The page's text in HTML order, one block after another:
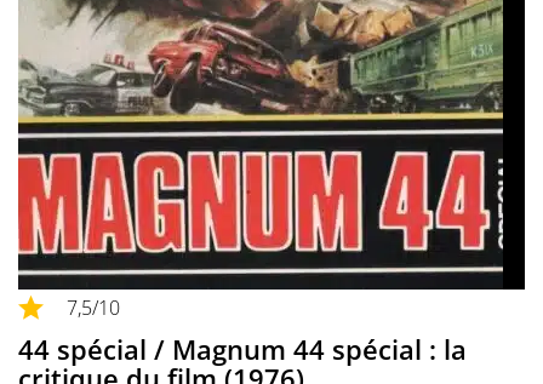
7,5/10
44 spécial / Magnum 44 spécial : la